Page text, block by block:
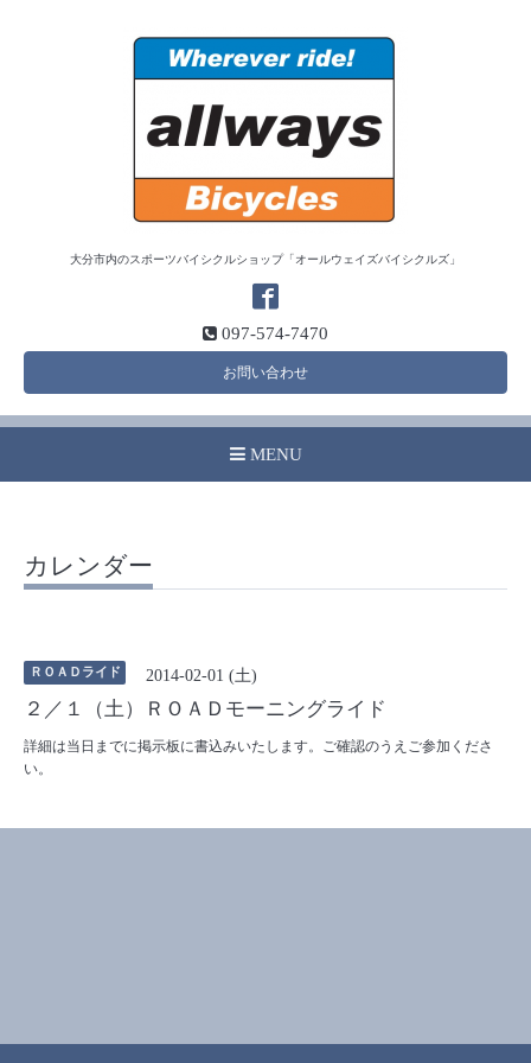
大分市内のスポーツバイシクルショップ「オールウェイズバイシクルズ」
097-574-7470
お問い合わせ
MENU
カレンダー
ＲＯＡＤライド 2014-02-01 (土)
２／１（土）ＲＯＡＤモーニングライド
詳細は当日までに掲示板に書込みいたします。ご確認のうえご参加くださ
い。